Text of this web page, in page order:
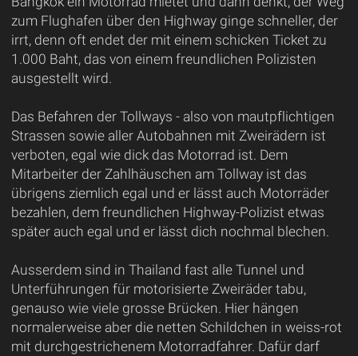
zum Flughafen über den Highway ginge schneller, der
irrt, denn oft endet der mit einem schicken Ticket zu
1.000 Baht, das von einem freundlichen Polizisten
ausgestellt wird.
Das Befahren der Tollways - also von mautpflichtigen
Strassen sowie aller Autobahnen mit Zweirädern ist
verboten, egal wie dick das Motorrad ist. Dem
Mitarbeiter der Zahlhäuschen am Tollway ist das
übrigens ziemlich egal und er lässt auch Motorräder
bezahlen, dem freundlichen Highway-Polizist etwas
später auch egal und er lässt dich nochmal blechen.
Ausserdem sind in Thailand fast alle Tunnel und
Unterführungen für motorisierte Zweiräder tabu,
genauso wie viele grosse Brücken. Hier hängen
normalerweise aber die netten Schildchen in weiss-rot
mit durchgestrichenem Motorradfahrer. Dafür darf